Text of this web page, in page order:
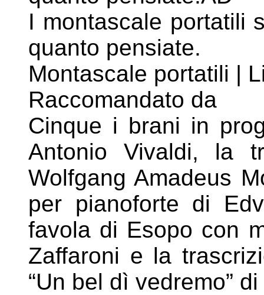
I montascale portatili
quanto pensiate.
Montascale portatili |
Raccomandato da
Cinque i brani in
Antonio Vivaldi, la
Wolfgang Amadeus
per pianoforte di
favola di Esopo con
Zaffaroni e la
“Un bel dì vedremo”